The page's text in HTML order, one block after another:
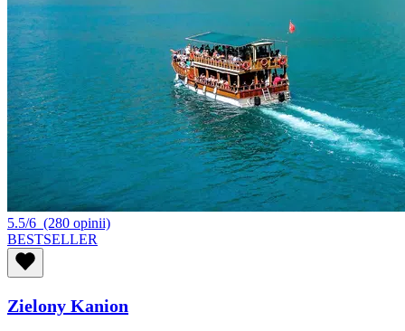
5.5/6 (280 opinii)
BESTSELLER
Zielony Kanion